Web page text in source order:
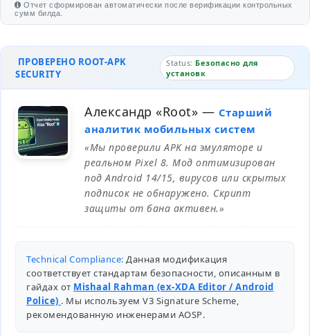
Отчет сформирован автоматически после верификации контрольных
сумм билда.
ПРОВЕРЕНО ROOT-APK
SECURITY
Status: Безопасно для
установк
Александр «Root» — Старший
аналитик мобильных систем
«Мы проверили APK на эмуляторе и
реальном Pixel 8. Мод оптимизирован
под Android 14/15, вирусов или скрытых
подписок не обнаружено. Скрипт
защиты от бана активен.»
Technical Compliance: Данная модификация
соответствует стандартам безопасности, описанным в
гайдах от Mishaal Rahman (ex-XDA Editor / Android
Police) . Мы используем V3 Signature Scheme,
рекомендованную инженерами AOSP.